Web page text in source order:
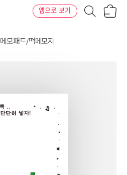
앱으로 보기
메모패드/떡메모지